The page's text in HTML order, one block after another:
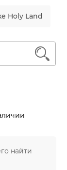
звенья
приводит к
в
WHITENING,
пятна
ее
Holy Land
1
найти